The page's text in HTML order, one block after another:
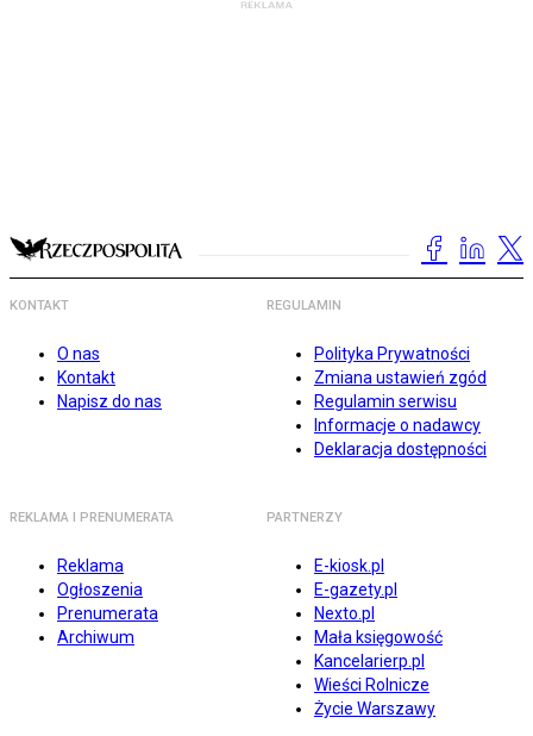
KONTAKT
O nas
Kontakt
Napisz do nas
REGULAMIN
Polityka Prywatności
Zmiana ustawień zgód
Regulamin serwisu
Informacje o nadawcy
Deklaracja dostępności
REKLAMA I PRENUMERATA
Reklama
Ogłoszenia
Prenumerata
Archiwum
PARTNERZY
E-kiosk.pl
E-gazety.pl
Nexto.pl
Mała księgowość
Kancelarierp.pl
Wieści Rolnicze
Życie Warszawy